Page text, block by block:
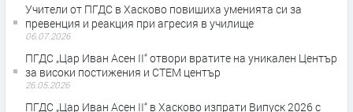
Учители от ПГДС в Хасково повишиха уменията си за
превенция и реакция при агресия в училище
06.07.2026
ПГДС „Цар Иван Асен II“ отвори вратите на уникален Център
за високи постижения и СТЕМ център
26.05.2026
ПГДС „Цар Иван Асен II“ в Хасково изпрати Випуск 2026 с